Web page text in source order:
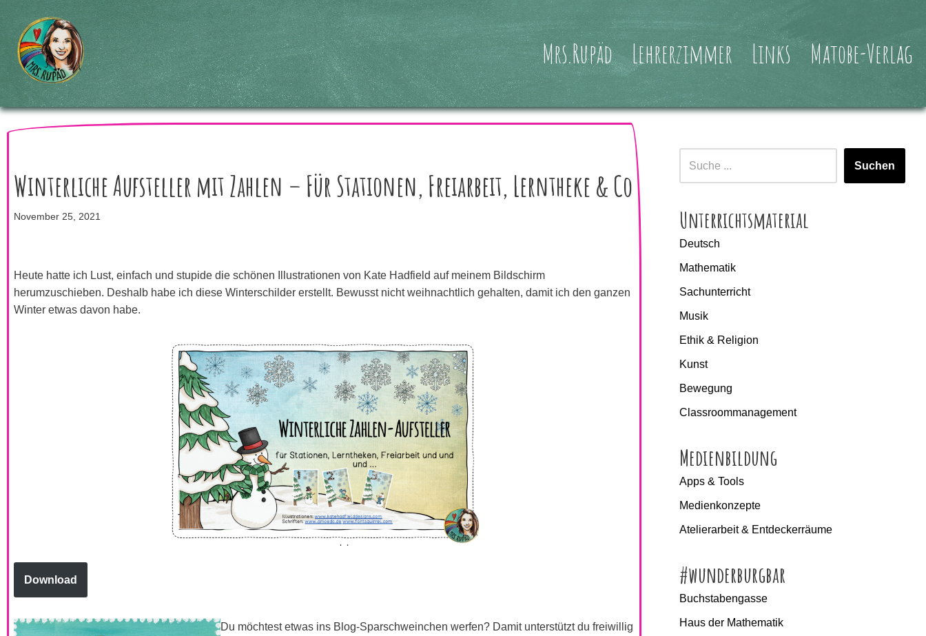
Zum
Inhalt
springen
Mrs.Rupäd Lehrerzimmer Links Matobe-Verlag
Winterliche Aufsteller mit Zahlen – Für Stationen, Freiarbeit, Lerntheke & Co
November 25, 2021
Heute hatte ich Lust, einfach und stupide die schönen Illustrationen von Kate Hadfield auf meinem Bildschirm
herumzuschieben. Deshalb habe ich diese Winterschilder erstellt. Bewusst nicht weihnachtlich gehalten, damit ich den ganzen
Winter etwas davon habe.
Download
Du möchtest etwas ins Blog-Sparschweinchen werfen? Damit unterstützt du freiwillig
Suchen
Unterrichtsmaterial
Deutsch
Mathematik
Sachunterricht
Musik
Ethik & Religion
Kunst
Bewegung
Classroommanagement
Medienbildung
Apps & Tools
Medienkonzepte
Atelierarbeit & Entdeckerräume
#wunderburgbar
Buchstabengasse
Haus der Mathematik